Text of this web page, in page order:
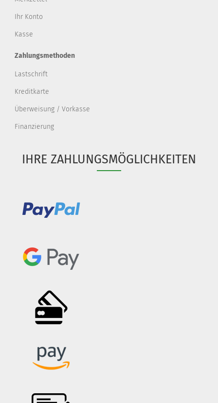
Ihr Konto
Kasse
Zahlungsmethoden
Lastschrift
Kreditkarte
Überweisung / Vorkasse
Finanzierung
IHRE ZAHLUNGSMÖGLICHKEITEN